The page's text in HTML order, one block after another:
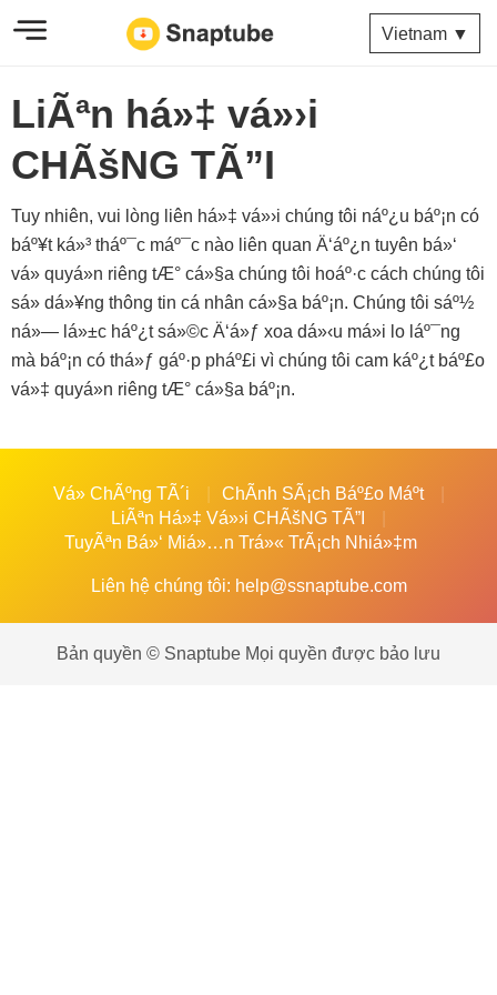
Vietnam ▼
LiÃªn há»‡ vá»›i
CHÃšNG TÃ”I
Tuy nhiên, vui lòng liên há»‡ vá»›i chúng tôi náº¿u báº¡n có
báº¥t ká»³ tháº¯c máº¯c nào liên quan Ä‘áº¿n tuyên bá»‘
vá» quyá»n riêng tÆ° cá»§a chúng tôi hoáº·c cách chúng tôi
sá»­ dá»¥ng thông tin cá nhân cá»§a báº¡n. Chúng tôi sáº½
ná»— lá»±c háº¿t sá»©c Ä‘á»ƒ xoa dá»‹u má»i lo láº¯ng
mà báº¡n có thá»ƒ gáº·p pháº£i vì chúng tôi cam káº¿t báº£o
vá»‡ quyá»n riêng tÆ° cá»§a báº¡n.
Vá» ChÃºng TÃ´i
ChÃ­nh SÃ¡ch Báº£o Máº­t
LiÃªn Há»‡ Vá»›i CHÃšNG TÃ”I
TuyÃªn Bá»‘ Miá»…n Trá»« TrÃ¡ch Nhiá»‡m
Liên hệ chúng tôi: help@ssnaptube.com
Bản quyền © Snaptube Mọi quyền được bảo lưu